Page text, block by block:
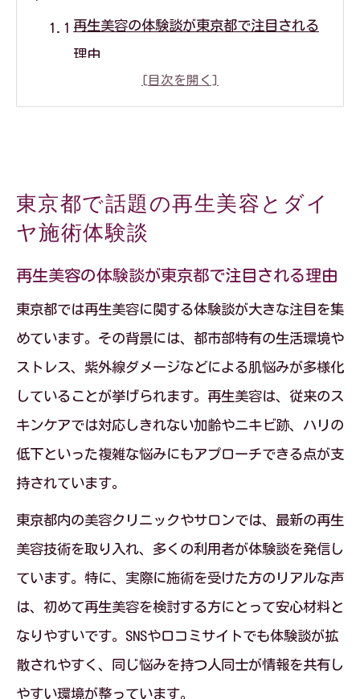
再生美容の体験談が東京都で注目される
理由
ダイヤ施術の効果を実感した再生美容の
は
実際の再生美容経験談が信頼を集める背
景
再生美容で叶うダイヤによる皮膚改善術
再生美容がもたらすダイヤ施術の最新技
術
ダイヤによる再生美容で期待できる皮膚
改善
東京都の再生美容で受けられるダイヤ施
術法
再生美容とダイヤの相乗効果で美肌を目
指す
肌悩みに応える再生美容のダイヤ施術の
流れ
肌のハリ取り戻すなら再生美容に注目
再生美容が導く肌のハリ回復の仕組みと
東京都で話題の再生美容とダイ
ヤ施術体験談
再生美容の体験談が東京都で注目される理由
東京都では再生美容に関する体験談が大きな注目を集
めています。その背景には、都市部特有の生活環境や
ストレス、紫外線ダメージなどによる肌悩みが多様化
していることが挙げられます。再生美容は、従来のス
キンケアでは対応しきれない加齢やニキビ跡、ハリの
低下といった複雑な悩みにもアプローチできる点が支
持されています。
東京都内の美容クリニックやサロンでは、最新の再生
美容技術を取り入れ、多くの利用者が体験談を発信し
ています。特に、実際に施術を受けた方のリアルな声
は、初めて再生美容を検討する方にとって安心材料と
なりやすいです。SNSや口コミサイトでも体験談が拡
散されやすく、同じ悩みを持つ人同士が情報を共有し
やすい環境が整っています。